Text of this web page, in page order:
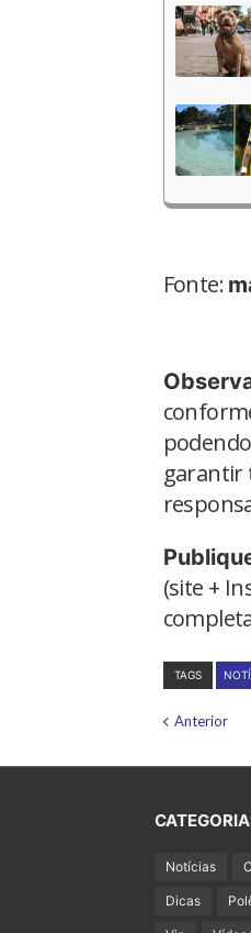
Fonte:
garantir
(site +
TAGS
Anterior
Notícias
Dicas